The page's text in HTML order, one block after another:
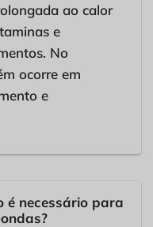
ao calor
e
No
ocorre em
e
é necessário para